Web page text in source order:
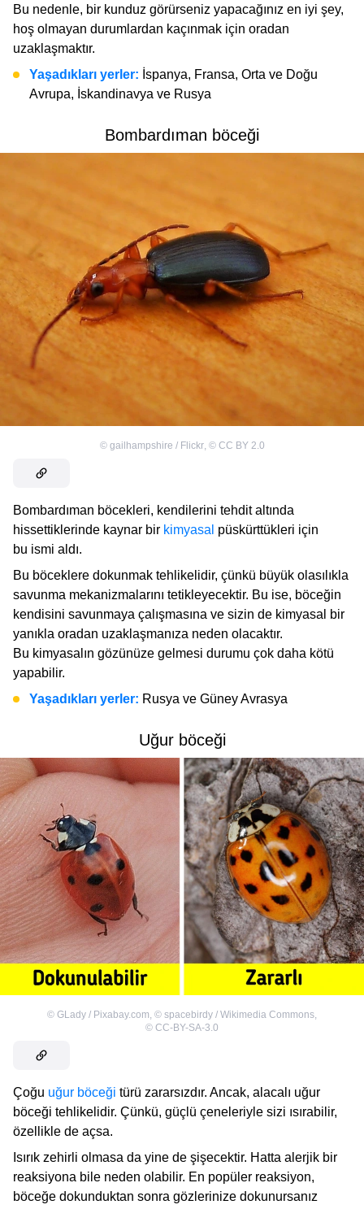
Bu nedenle, bir kunduz görürseniz yapacağınız en iyi şey,
hoş olmayan durumlardan kaçınmak için oradan
uzaklaşmaktır.
Yaşadıkları yerler: İspanya, Fransa, Orta ve Doğu
Avrupa, İskandinavya ve Rusya
Bombardıman böceği
© gailhampshire / Flickr, © CC BY 2.0
Bombardıman böcekleri, kendilerini tehdit altında
hissettiklerinde kaynar bir kimyasal püskürttükleri için
bu ismi aldı.
Bu böceklere dokunmak tehlikelidir, çünkü büyük olasılıkla
savunma mekanizmalarını tetikleyecektir. Bu ise, böceğin
kendisini savunmaya çalışmasına ve sizin de kimyasal bir
yanıkla oradan uzaklaşmanıza neden olacaktır.
Bu kimyasalın gözünüze gelmesi durumu çok daha kötü
yapabilir.
Yaşadıkları yerler: Rusya ve Güney Avrasya
Uğur böceği
© GLady / Pixabay.com, © spacebirdy / Wikimedia Commons,
© CC-BY-SA-3.0
Çoğu uğur böceği türü zararsızdır. Ancak, alacalı uğur
böceği tehlikelidir. Çünkü, güçlü çeneleriyle sizi ısırabilir,
özellikle de açsa.
Isırık zehirli olmasa da yine de şişecektir. Hatta alerjik bir
reaksiyona bile neden olabilir. En popüler reaksiyon,
böceğe dokunduktan sonra gözlerinize dokunursanız